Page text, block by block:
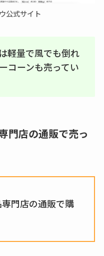
公式サイト
軽量で風でも倒れ
コーンも売ってい
門店の通販で売っ
門店の通販で購